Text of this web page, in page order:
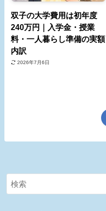
双子の大学費用は初年度
240万円｜入学金・授業
料・一人暮らし準備の実額
内訳
2026年7月6日